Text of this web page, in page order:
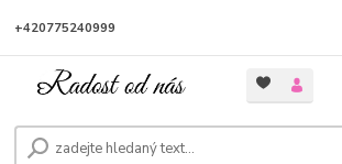
+420775240999